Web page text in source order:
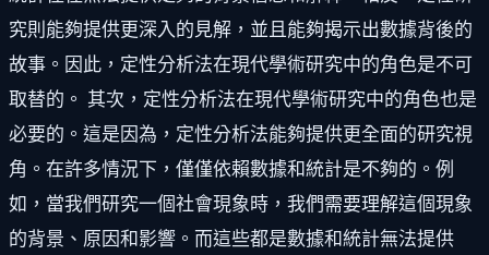
究則能夠提供更深入的見解，並且能夠揭示出數據背後的
故事。因此，定性分析法在現代學術研究中的角色是不可
取替的。 其次，定性分析法在現代學術研究中的角色也是
必要的。這是因為，定性分析法能夠提供更全面的研究視
角。在許多情況下，僅僅依賴數據和統計是不夠的。例
如，當我們研究一個社會現象時，我們需要理解這個現象
的背景、原因和影響。而這些都是數據和統計無法提供